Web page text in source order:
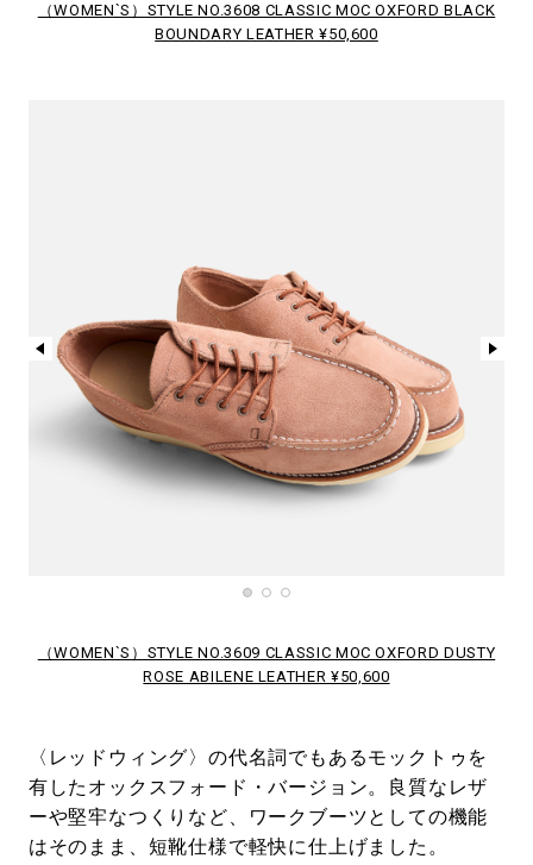
（WOMEN`S）STYLE NO.3608 CLASSIC MOC OXFORD BLACK
BOUNDARY LEATHER ¥50,600
（WOMEN`S）STYLE NO.3609 CLASSIC MOC OXFORD DUSTY
ROSE ABILENE LEATHER ¥50,600
〈レッドウィング〉の代名詞でもあるモックトゥを
有したオックスフォード・バージョン。良質なレザ
ーや堅牢なつくりなど、ワークブーツとしての機能
はそのまま、短靴仕様で軽快に仕上げました。